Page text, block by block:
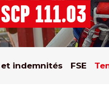
111.03
et indemnités FSE